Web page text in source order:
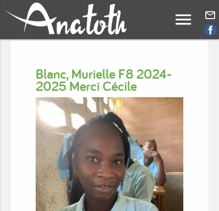
menu mail_outline
Blanc, Murielle F8 2024-
2025 Merci Cécile